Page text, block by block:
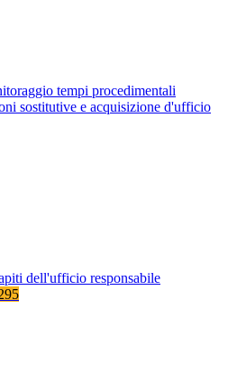
tempi procedimentali
sostitutive e acquisizione d'ufficio
dell'ufficio responsabile